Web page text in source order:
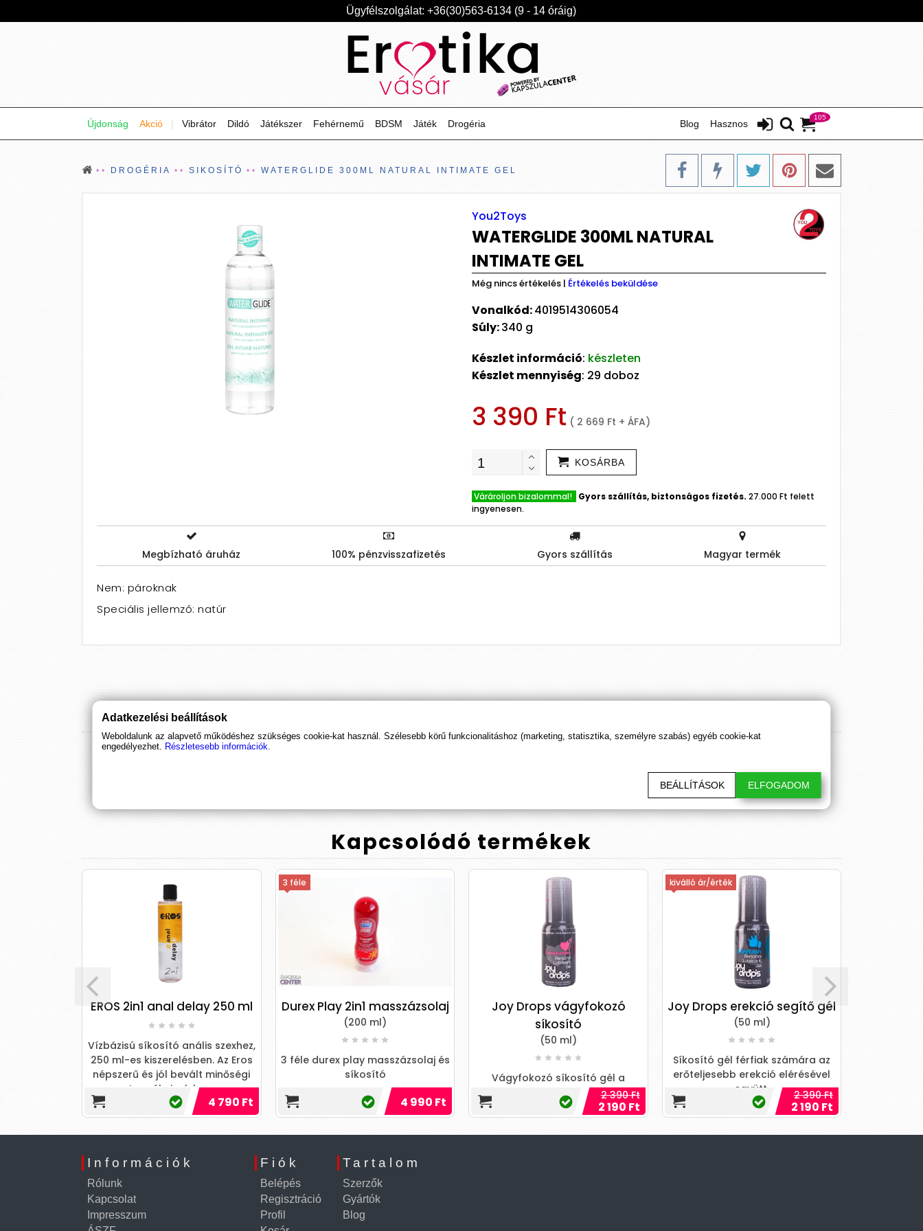
Ügyfélszolgálat: +36(30)563-6134 (9 - 14 óráig)
105
Hasznos
Újdonság Blog
Akció | Vibrátor Dildó Játékszer Fehérnemű BDSM Játék Drogéria
DROGÉRIA SIKOSÍTÓ WATERGLIDE 300ML NATURAL INTIMATE GEL
You2Toys
WATERGLIDE 300ML NATURAL
INTIMATE GEL
Még nincs értékelés | Értékelés beküldése
Vonalkód:4019514306054
Súly:340 g
Készlet információ: készleten
Készlet mennyiség: 29 doboz
3 390 Ft ( 2 669 Ft + ÁFA)
KOSÁRBA
Várároljon bizalommal! Gyors szállítás, biztonságos fizetés. 27.000 Ft felett
ingyenesen.
Megbízható áruház 100% pénzvisszafizetés Gyors szállítás Magyar termék
Nem: pároknak
Speciális jellemző: natúr
Kapcsolódó termékek
EROS 2in1 anal delay 250 ml
Vízbázisú síkosító anális szexhez,
250 ml-es kiszerelésben. Az Eros
népszerű és jól bevált minőségi
termékeinek kom
4 790 Ft
3 féle
Durex Play 2in1 masszázsolaj
(200 ml)
3 féle durex play masszázsolaj és
síkosító
4 990 Ft
Joy Drops vágyfokozó
síkosító
(50 ml)
Vágyfokozó síkosító gél a
nagyobb szexuális libidóért!
2 390 Ft
2 190 Ft
kiválló ár/érték
Joy Drops erekció segítő gél
(50 ml)
Síkosító gél férfiak számára az
erőteljesebb erekció elérésével
együtt.
2 390 Ft
2 190 Ft
Információk
Rólunk
Kapcsolat
Impresszum
Fiók
Belépés
Regisztráció
Profil
Tartalom
Szerzők
Gyártók
Blog
Adatkezelési beállítások
Weboldalunk az alapvető működéshez szükséges cookie-kat használ. Szélesebb körű funkcionalitáshoz (marketing, statisztika, személyre szabás) egyéb cookie-kat
engedélyezhet. Részletesebb információk.
BEÁLLÍTÁSOK ELFOGADOM